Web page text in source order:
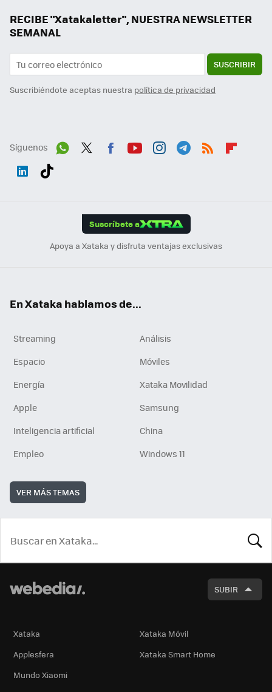
RECIBE "Xatakaletter", NUESTRA NEWSLETTER
SEMANAL
SUSCRIBIR
Suscribiéndote aceptas nuestra política de privacidad
Síguenos
Suscríbete a
Apoya a Xataka y disfruta ventajas exclusivas
En Xataka hablamos de...
Streaming
Análisis
Espacio
Móviles
Energía
Xataka Movilidad
Apple
Samsung
Inteligencia artificial
China
Empleo
Windows 11
VER MÁS TEMAS
SUBIR
Xataka
Xataka Móvil
Applesfera
Xataka Smart Home
Mundo Xiaomi